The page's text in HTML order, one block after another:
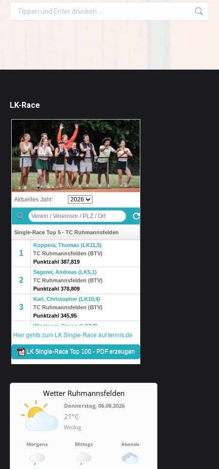
Search:
LK-Race
Wetter Ruhmannsfelden
Donnerstag, 06.08.2026
21°C
Wolkig
Morgens Mittags Abends